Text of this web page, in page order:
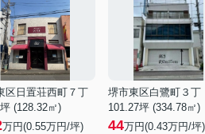
区日置荘西町７丁
(128.32㎡)
万円(0.55万円/坪)
堺市東区白鷺町３丁
101.27坪 (334.78㎡)
44万円(0.43万円/坪)